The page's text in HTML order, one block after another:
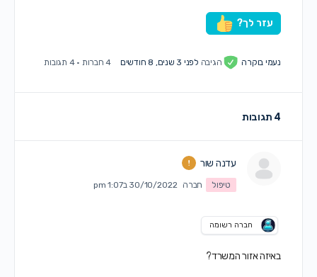
עזר לך?
נעמי בוקרה הגיבהלפני 3 שנים, 8 חודשים 4 חברות · 4 תגובות
4 תגובות
עדנה שור
טיפול חברה 30/10/2022 ב1:07 pm
חברה רשומה
באיזה אזור המשרד?